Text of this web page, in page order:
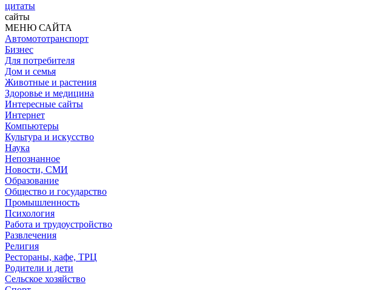
цитаты
сайты
МЕНЮ САЙТА
Автомототранспорт
Бизнес
Для потребителя
Дом и семья
Животные и растения
Здоровье и медицина
Интересные сайты
Интернет
Компьютеры
Культура и искусство
Наука
Непознанное
Новости, СМИ
Образование
Общество и государство
Промышленность
Психология
Работа и трудоустройство
Развлечения
Религия
Рестораны, кафе, ТРЦ
Родители и дети
Сельское хозяйство